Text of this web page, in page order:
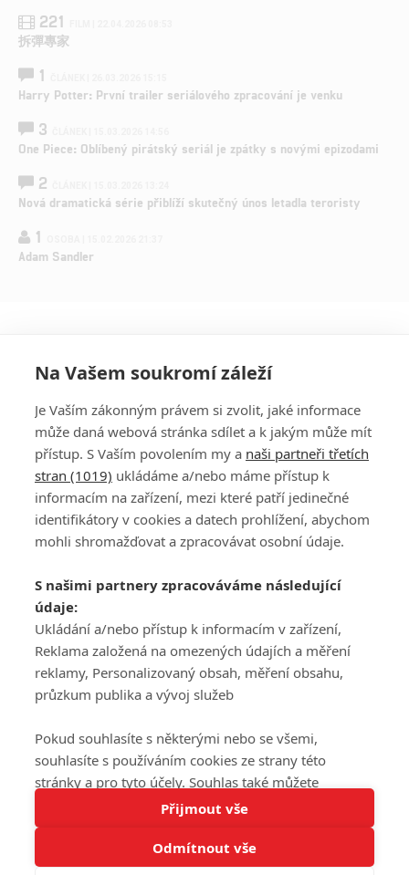
Tato stránka používá soubory cookies.
Rozumím
221
拆彈專家
1
Harry Potter: První trailer seriálového zpracování je venku
3
One Piece: Oblíbený pirátský seriál je zpátky s novými epizodami
2
Nová dramatická série přiblíží skutečný únos letadla teroristy
1
Adam Sandler
PŘIHLÁSIT
REGISTROVAT
DISKUZE
Šéfredaktorkou webu jePetr Slavík, e-mailserialy@fandimefilmu.cz
Máte-li zájem o inzerci na našem webu napište nám na e-mail
studio@koncal.com
Ochrana osobních údajů|Zásady používání cookies |Pravidla webu
Upravit nastavení soukromí
© 2016 – 2026 FandimeSerialum.cz / All rights reserved /
Na Vašem soukromí záleží
Je Vaším zákonným právem si zvolit, jaké informace
může daná webová stránka sdílet a k jakým může mít
přístup. S Vaším povolením my a naši partneři třetích
stran (1019) ukládáme a/nebo máme přístup k
informacím na zařízení, mezi které patří jedinečné
identifikátory v cookies a datech prohlížení, abychom
mohli shromažďovat a zpracovávat osobní údaje.
S našimi partnery zpracováváme následující
údaje:
Ukládání a/nebo přístup k informacím v zařízení,
Reklama založená na omezených údajích a měření
reklamy, Personalizovaný obsah, měření obsahu,
průzkum publika a vývoj služeb
Pokud souhlasíte s některými nebo se všemi,
souhlasíte s používáním cookies ze strany této
stránky a pro tyto účely. Souhlas také můžete
odmítnout, ale v takovém případě vám na stránce
nebudou k dispozici některé personalizované funkce.
Vaše volby souhlasu se budou vztahovat pouze na
tuto webovou stránku. Vaše nastavení a odvolání
Přijmout vše
Odmítnout vše